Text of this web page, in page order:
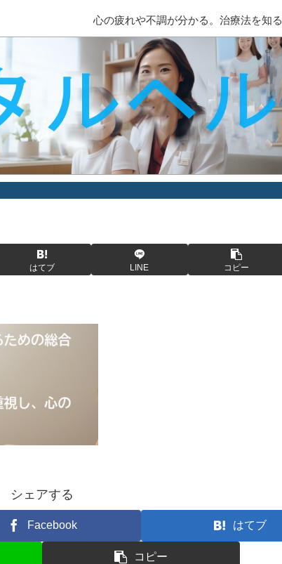
心の疲れや不調が分かる。治療法を知る
はてブ LINE コピー
シェアする
Facebook はてブ
コピー